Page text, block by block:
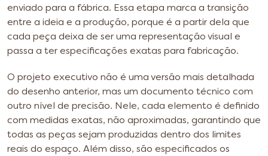
enviado para a fábrica. Essa etapa marca a transição
entre a ideia e a produção, porque é a partir dela que
cada peça deixa de ser uma representação visual e
passa a ter especificações exatas para fabricação.
O projeto executivo não é uma versão mais detalhada
do desenho anterior, mas um documento técnico com
outro nível de precisão. Nele, cada elemento é definido
com medidas exatas, não aproximadas, garantindo que
todas as peças sejam produzidas dentro dos limites
reais do espaço. Além disso, são especificados os